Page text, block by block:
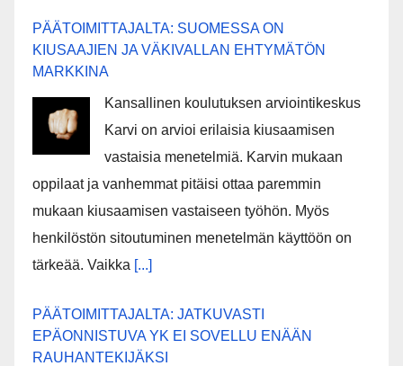
PÄÄTOIMITTAJALTA: SUOMESSA ON
KIUSAAJIEN JA VÄKIVALLAN EHTYMÄTÖN
MARKKINA
Kansallinen koulutuksen arviointikeskus
Karvi on arvioi erilaisia kiusaamisen
vastaisia menetelmiä. Karvin mukaan
oppilaat ja vanhemmat pitäisi ottaa paremmin
mukaan kiusaamisen vastaiseen työhön. Myös
henkilöstön sitoutuminen menetelmän käyttöön on
tärkeää. Vaikka [...]
PÄÄTOIMITTAJALTA: JATKUVASTI
EPÄONNISTUVA YK EI SOVELLU ENÄÄN
RAUHANTEKIJÄKSI